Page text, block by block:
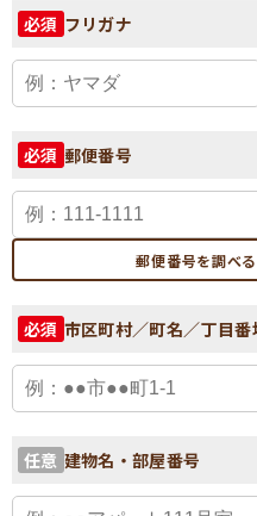
必須 フリガナ
必須 郵便番号
郵便番号を調べ
必須 市区町村／町名／丁目番
任意 建物名・部屋番号